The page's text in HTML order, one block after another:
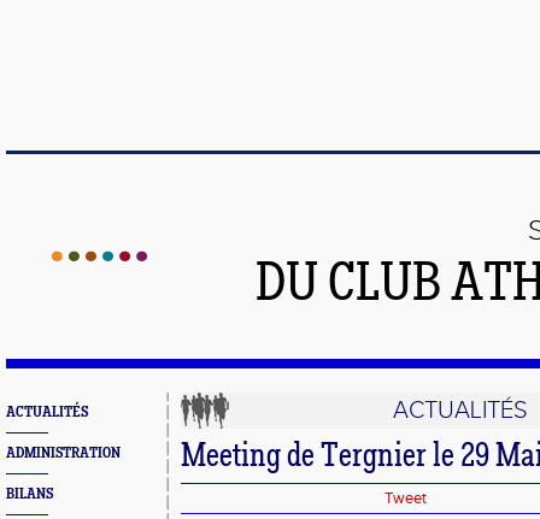
DU CLUB
ACTUALITÉS
ADMINISTRATION
BILANS
ACTUALITÉS
Meeting de Tergnier le 29
Tweet